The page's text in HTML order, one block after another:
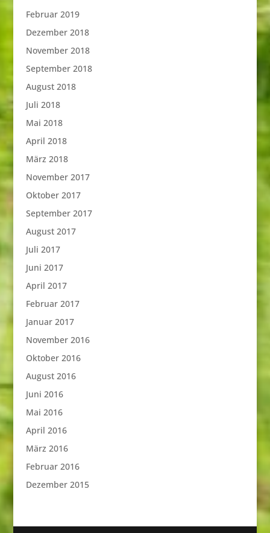
Februar 2019
Dezember 2018
November 2018
September 2018
August 2018
Juli 2018
Mai 2018
April 2018
März 2018
November 2017
Oktober 2017
September 2017
August 2017
Juli 2017
Juni 2017
April 2017
Februar 2017
Januar 2017
November 2016
Oktober 2016
August 2016
Juni 2016
Mai 2016
April 2016
März 2016
Februar 2016
Dezember 2015